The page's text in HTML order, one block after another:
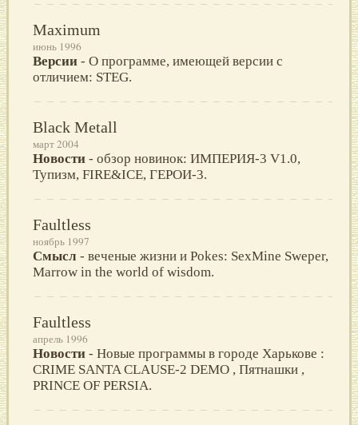
Maximum
июнь 1996
Версии - О программе, имеющей версии с
отличием: STEG.
Black Metall
март 2004
Новости - обзор новинок: ИМПЕРИЯ-3 V1.0,
Тупизм, FIRE&ICE, ГЕРОИ-3.
Faultless
ноябрь 1997
Смысл - веченые жизни и Pokes: SexMine Sweper,
Marrow in the world of wisdom.
Faultless
апрель 1996
Новости - Новые программы в городе Харькове :
CRIME SANTA CLAUSE-2 DEMO , Пятнашки ,
PRINCE OF PERSIA.